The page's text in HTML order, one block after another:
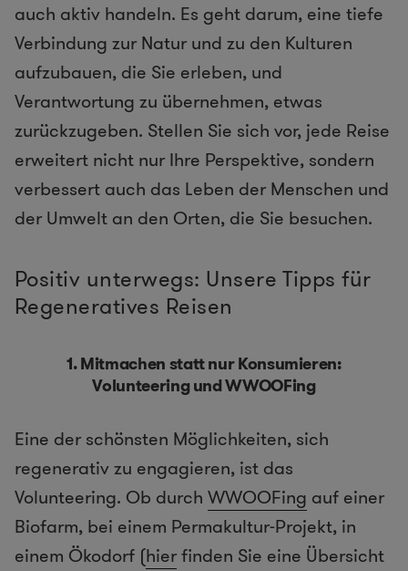
auch aktiv handeln. Es geht darum, eine tiefe
Verbindung zur Natur und zu den Kulturen
aufzubauen, die Sie erleben, und
Verantwortung zu übernehmen, etwas
zurückzugeben. Stellen Sie sich vor, jede Reise
erweitert nicht nur Ihre Perspektive, sondern
verbessert auch das Leben der Menschen und
der Umwelt an den Orten, die Sie besuchen.
Positiv unterwegs: Unsere Tipps für
Regeneratives Reisen
1. Mitmachen statt nur Konsumieren:
Volunteering und WWOOFing
Eine der schönsten Möglichkeiten, sich
regenerativ zu engagieren, ist das
Volunteering. Ob durch WWOOFing auf einer
Biofarm, bei einem Permakultur-Projekt, in
einem Ökodorf (hierfinden Sie eine Übersicht